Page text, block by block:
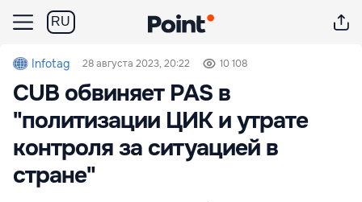
RU
Infotag 28 августа 2023, 20:22 10 108
CUB обвиняет PAS в
"политизации ЦИК и утрате
контроля за ситуацией в
стране"